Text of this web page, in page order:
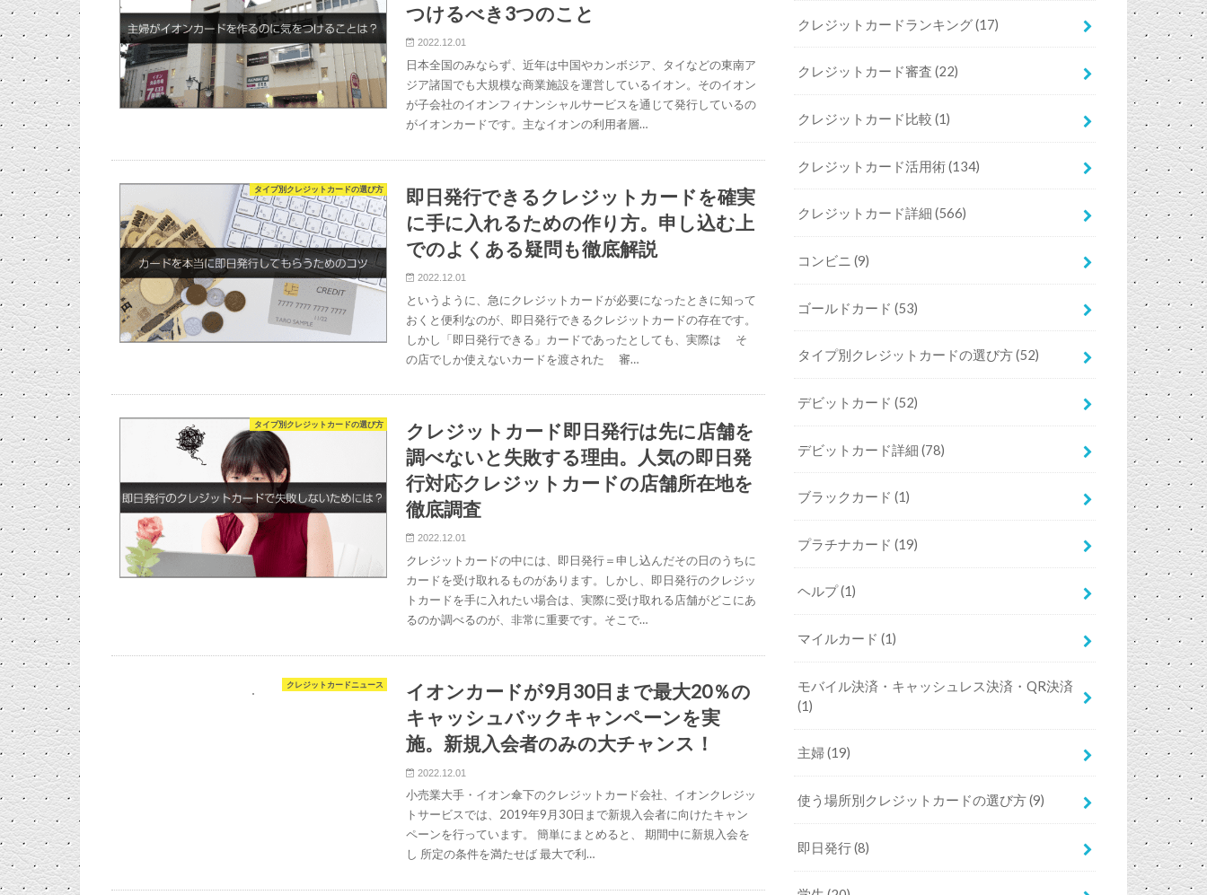
つけるべき3つのこと
2022.12.01
日本全国のみならず、近年は中国やカンボジア、タイなどの東南ア
ジア諸国でも大規模な商業施設を運営しているイオン。そのイオン
が子会社のイオンフィナンシャルサービスを通じて発行しているの
がイオンカードです。主なイオンの利用者層…
タイプ別クレジットカードの選び方
即日発行できるクレジットカードを確実
に手に入れるための作り方。申し込む上
でのよくある疑問も徹底解説
2022.12.01
というように、急にクレジットカードが必要になったときに知って
おくと便利なのが、即日発行できるクレジットカードの存在です。
しかし「即日発行できる」カードであったとしても、実際は そ
の店でしか使えないカードを渡された 審…
タイプ別クレジットカードの選び方
クレジットカード即日発行は先に店舗を
調べないと失敗する理由。人気の即日発
行対応クレジットカードの店舗所在地を
徹底調査
2022.12.01
クレジットカードの中には、即日発行＝申し込んだその日のうちに
カードを受け取れるものがあります。しかし、即日発行のクレジッ
トカードを手に入れたい場合は、実際に受け取れる店舗がどこにあ
るのか調べるのが、非常に重要です。そこで…
クレジットカードニュース
イオンカードが9月30日まで最大20％の
キャッシュバックキャンペーンを実
施。新規入会者のみの大チャンス！
2022.12.01
小売業大手・イオン傘下のクレジットカード会社、イオンクレジッ
トサービスでは、2019年9月30日まで新規入会者に向けたキャン
ペーンを行っています。 簡単にまとめると、 期間中に新規入会を
し 所定の条件を満たせば 最大で利…
クレジットカードランキング(17)
クレジットカード審査(22)
クレジットカード比較(1)
クレジットカード活用術(134)
クレジットカード詳細(566)
コンビニ(9)
ゴールドカード(53)
タイプ別クレジットカードの選び方(52)
デビットカード(52)
デビットカード詳細(78)
ブラックカード(1)
プラチナカード(19)
ヘルプ(1)
マイルカード(1)
モバイル決済・キャッシュレス決済・QR決済
(1)
主婦(19)
使う場所別クレジットカードの選び方(9)
即日発行(8)